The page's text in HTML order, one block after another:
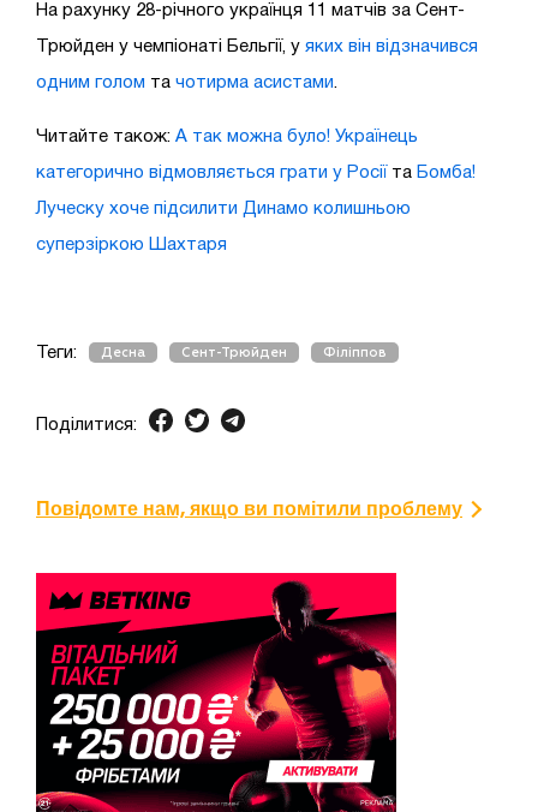
На рахунку 28-річного українця 11 матчів за Сент-
Трюйден у чемпіонаті Бельгії, у яких він відзначився
одним голом та чотирма асистами
Читайте також: А так можна було! Українець
категорично відмовляється грати у Росії та Бомба!
Луческу хоче підсилити Динамо колишньою
суперзіркою Шахтаря
Теги: Десна Сент-Трюйден Філіппов
Поділитися:
Повідомте нам, якщо ви помітили проблему